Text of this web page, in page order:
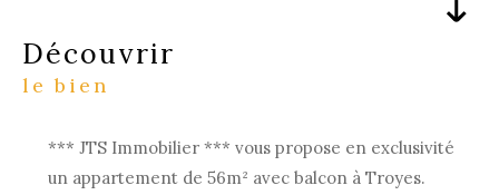
découvrir
le bien
*** JTS Immobilier *** vous propose en exclusivité
un appartement de 56m² avec balcon à Troyes.